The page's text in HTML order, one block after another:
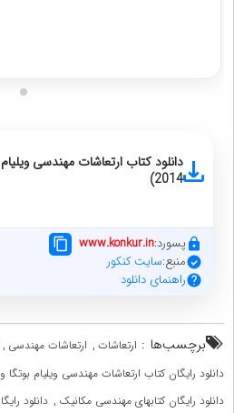
2014)
منبع:سایت کنکور
پسورد:www.konkur.in
راهنمای دانلود
برچسب‌ها : ارتعاشات , ارتعاشات مهندسی ,
دانلود رایگان کتاب ارتعاشات مهندسی ویلیام بوتگا
دانلود رایگان کتابهای مهندسی مکانیک , دانلود